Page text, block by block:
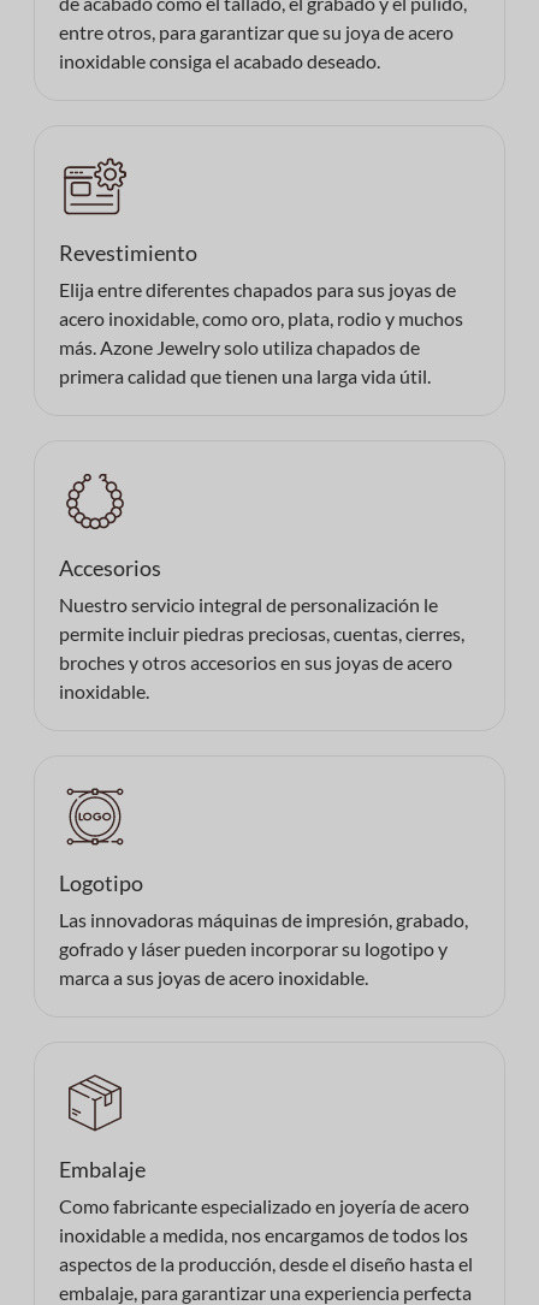
entre otros, para garantizar que su joya de acero
inoxidable consiga el acabado deseado.
Revestimiento
Elija entre diferentes chapados para sus joyas de
acero inoxidable, como oro, plata, rodio y muchos
más. Azone Jewelry solo utiliza chapados de
primera calidad que tienen una larga vida útil.
Accesorios
Nuestro servicio integral de personalización le
permite incluir piedras preciosas, cuentas, cierres,
broches y otros accesorios en sus joyas de acero
inoxidable.
Logotipo
Las innovadoras máquinas de impresión, grabado,
gofrado y láser pueden incorporar su logotipo y
marca a sus joyas de acero inoxidable.
Embalaje
Como fabricante especializado en joyería de acero
inoxidable a medida, nos encargamos de todos los
aspectos de la producción, desde el diseño hasta el
embalaje, para garantizar una experiencia perfecta